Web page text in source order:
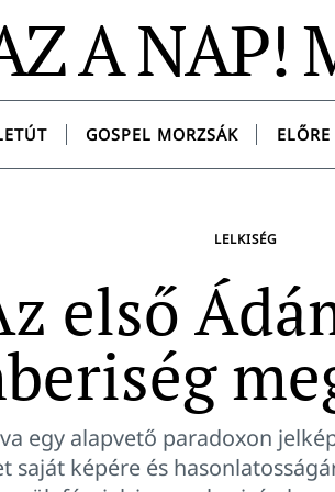
A NAP!
GOSPEL MORZSÁK
LELKISÉG
első
egy alapvető paradoxon
saját képére és